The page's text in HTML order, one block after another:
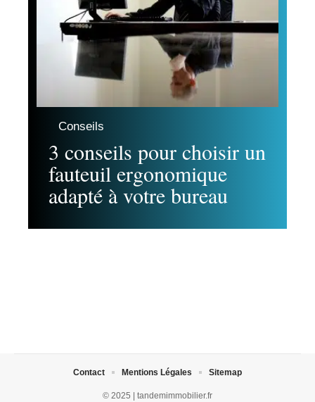
Conseils
3 conseils pour choisir un
fauteuil ergonomique
adapté à votre bureau
© 2025 | tandemimmobilier.fr
Contact Mentions Légales Sitemap